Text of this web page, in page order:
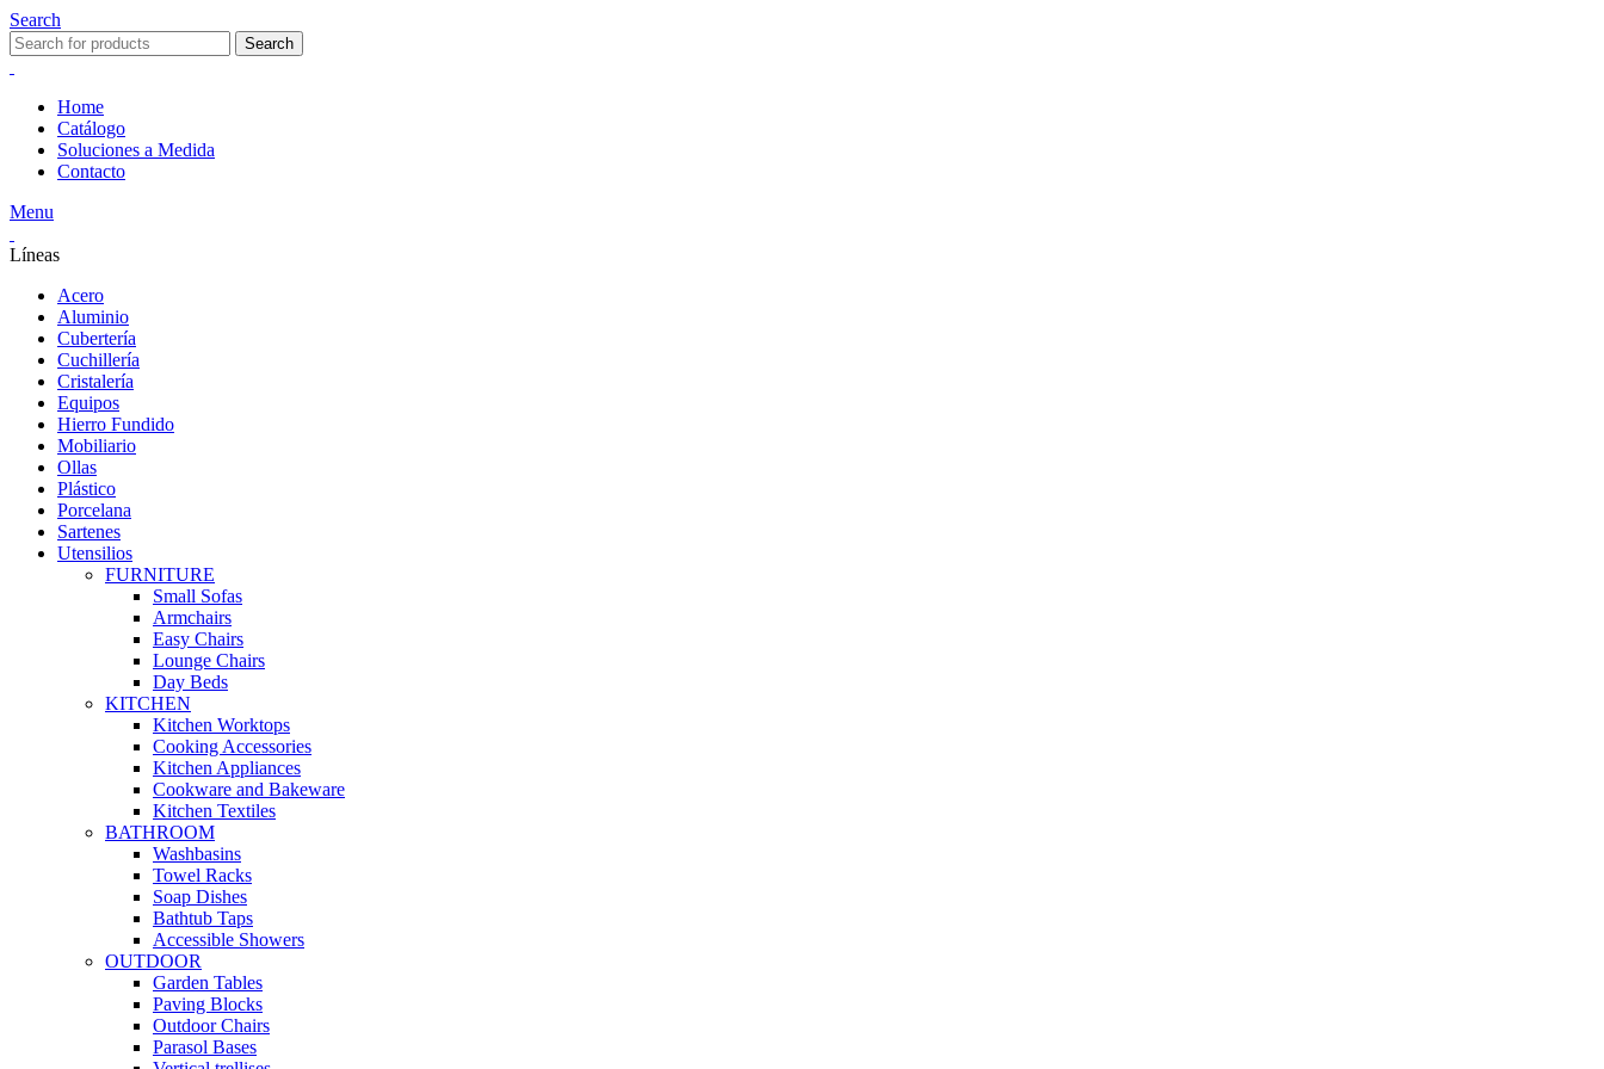
Search
Search
Home
Catálogo
Soluciones a Medida
Contacto
Menu
Líneas
Acero
Aluminio
Cubertería
Cuchillería
Cristalería
Equipos
Hierro Fundido
Mobiliario
Ollas
Plástico
Porcelana
Sartenes
Utensilios
FURNITURE
Small Sofas
Armchairs
Easy Chairs
Lounge Chairs
Day Beds
KITCHEN
Kitchen Worktops
Cooking Accessories
Kitchen Appliances
Cookware and Bakeware
Kitchen Textiles
BATHROOM
Washbasins
Towel Racks
Soap Dishes
Bathtub Taps
Accessible Showers
OUTDOOR
Garden Tables
Paving Blocks
Outdoor Chairs
Parasol Bases